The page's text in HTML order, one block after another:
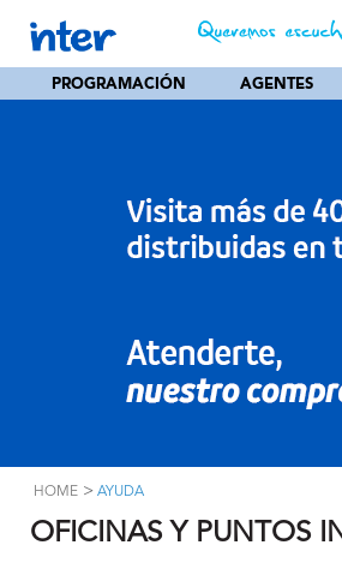
PROGRAMACIÓN AGENTES
HOME > AYUDA
OFICINAS Y PUNTOS